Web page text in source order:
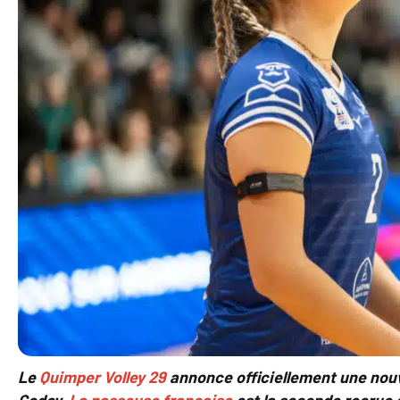
LeQuimper Volley 29annonce officiellement une